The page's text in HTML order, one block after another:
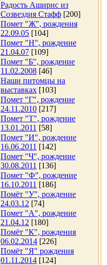
Радость Аширис из
Созвездия Стафф [200]
Помет "Ж", рождения
22.09.05 [104]
Помет "Н", рождение
21.04.07 [109]
Помет "Б", рождение
11.02.2008 [46]
Наши питомцы на
выставках [103]
Помет "Г", рождение
24.11.2010 [217]
Помет "Т", рождение
13.01.2011 [58]
Помет "И", рождение
16.06.2011 [142]
Помет "Ч", рождение
30.08.2011 [136]
Помет "Ф", рождение
16.10.2011 [186]
Помёт "У", рождение
24.03.12 [74]
Помет "А", рождение
21.04.12 [180]
Помёт "К", рождения
06.02.2014 [226]
Помёт "Я" рождения
01.11.2014 [124]